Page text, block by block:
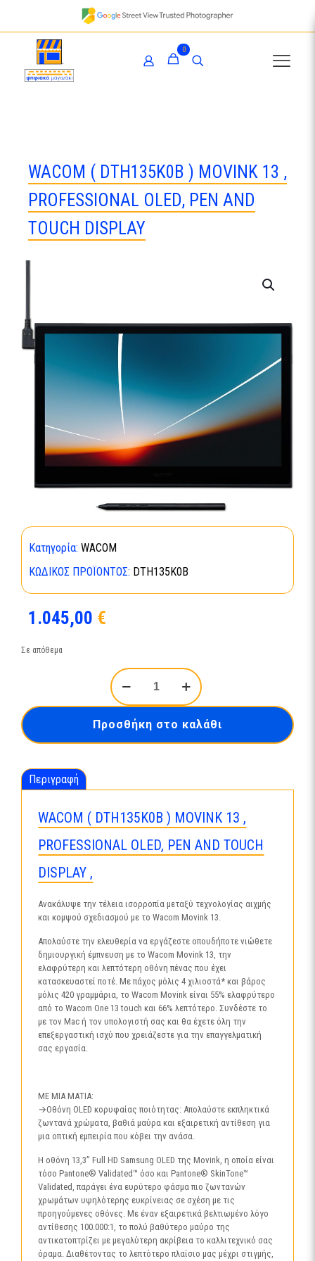
0
WACOM ( DTH135K0B ) MOVINK 13 ,
PROFESSIONAL OLED, PEN AND
TOUCH DISPLAY
Κατηγορία: WACOM
ΚΩΔΙΚΌΣ ΠΡΟΪΌΝΤΟΣ: DTH135K0B
1.045,00 €
Σε απόθεμα
WACOM
(
DTH135K0B
MOVINK
13
TOUCH
ποσότητα
Προσθήκη στο καλάθι
Περιγραφή
WACOM ( DTH135K0B ) MOVINK 13 ,
PROFESSIONAL OLED, PEN AND TOUCH
DISPLAY ,
Ανακάλυψε την τέλεια ισορροπία μεταξύ τεχνολογίας αιχμής
και κομψού σχεδιασμού με το Wacom Movink 13.
Απολαύστε την ελευθερία να εργάζεστε οπουδήποτε νιώθετε
δημιουργική έμπνευση με το Wacom Movink 13, την
ελαφρύτερη και λεπτότερη οθόνη πένας που έχει
κατασκευαστεί ποτέ. Με πάχος μόλις 4 χιλιοστά* και βάρος
μόλις 420 γραμμάρια, το Wacom Movink είναι 55% ελαφρύτερο
από το Wacom One 13 touch και 66% λεπτότερο. Συνδέστε το
με τον Mac ή τον υπολογιστή σας και θα έχετε όλη την
επεξεργαστική ισχύ που χρειάζεστε για την επαγγελματική
σας εργασία.
ΜΕ ΜΙΑ ΜΑΤΙΑ:
→Οθόνη OLED κορυφαίας ποιότητας: Απολαύστε εκπληκτικά
ζωντανά χρώματα, βαθιά μαύρα και εξαιρετική αντίθεση για
μια οπτική εμπειρία που κόβει την ανάσα.
Η οθόνη 13,3” Full HD Samsung OLED της Movink, η οποία είναι
τόσο Pantone® Validated™ όσο και Pantone® SkinTone™
Validated, παράγει ένα ευρύτερο φάσμα πιο ζωντανών
χρωμάτων υψηλότερης ευκρίνειας σε σχέση με τις
προηγούμενες οθόνες. Με έναν εξαιρετικά βελτιωμένο λόγο
αντίθεσης 100.000:1, το πολύ βαθύτερο μαύρο της
αντικατοπτρίζει με μεγαλύτερη ακρίβεια το καλλιτεχνικό σας
όραμα. Διαθέτοντας το λεπτότερο πλαίσιο μας μέχρι στιγμής,